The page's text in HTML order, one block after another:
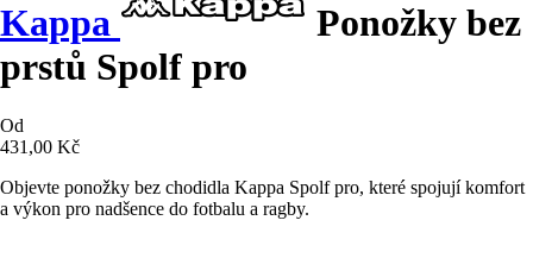
Kappa
Ponožky bez
prstů Spolf pro
Od
431,00 Kč
Objevte ponožky bez chodidla Kappa Spolf pro, které spojují komfort
a výkon pro nadšence do fotbalu a ragby.